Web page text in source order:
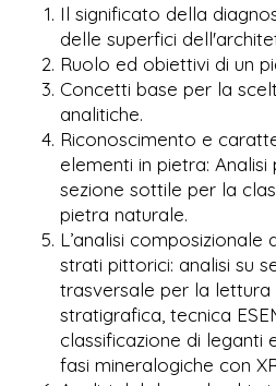
Il significato della
delle superfici
Ruolo ed obiettivi di un
Concetti base per la
analitiche.
Riconoscimento e
elementi in pietra:
sezione sottile per la
pietra naturale.
L’analisi composizionale
strati pittorici: analisi su
trasversale per la lettura
stratigrafica, tecnica
classificazione di leganti
fasi mineralogiche con